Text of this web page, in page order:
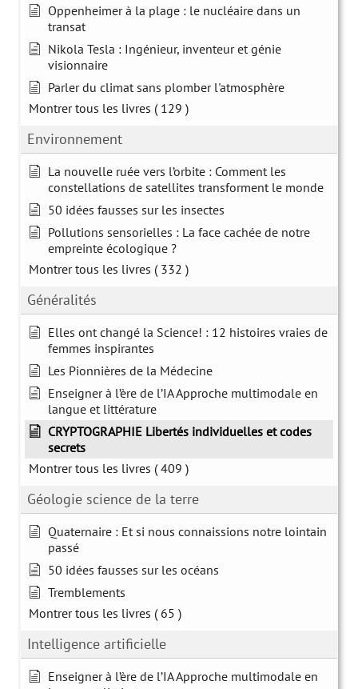
Oppenheimer à la plage : le nucléaire dans un
transat
Nikola Tesla : Ingénieur, inventeur et génie
visionnaire
Parler du climat sans plomber l'atmosphère
Montrer tous les livres ( 129 )
Environnement
La nouvelle ruée vers l’orbite : Comment les
constellations de satellites transforment le monde
50 idées fausses sur les insectes
Pollutions sensorielles : La face cachée de notre
empreinte écologique ?
Montrer tous les livres ( 332 )
Généralités
Elles ont changé la Science! : 12 histoires vraies de
femmes inspirantes
Les Pionnières de la Médecine
Enseigner à l’ère de l’IA Approche multimodale en
langue et littérature
CRYPTOGRAPHIE Libertés individuelles et codes
secrets
Montrer tous les livres ( 409 )
Géologie science de la terre
Quaternaire : Et si nous connaissions notre lointain
passé
50 idées fausses sur les océans
Tremblements
Montrer tous les livres ( 65 )
Intelligence artificielle
Enseigner à l’ère de l’IA Approche multimodale en